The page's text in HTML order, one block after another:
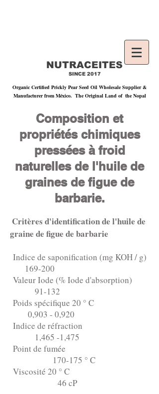
NUTRACEITES
SINCE 2017
Organic Certified Prickly Pear Seed Oil Wholesale Supplier &
Manufacturer from México. The Original Land of the Nopal
Composition et
propriétés chimiques
pressées à froid
naturelles de l'huile de
graines de figue de
barbarie.
Critères d'identification de l'huile de
graine de figue de barbarie
Indice de saponification (mg KOH / g)
169-200
Valeur Iode (% Iode d'absorption)
91-132
Poids spécifique 20 ° C
0,903 - 0,920
Indice de réfraction
1,465 -1,475
Point de fumée
170-175 ° C
Viscosité 20 ° C
46 cP